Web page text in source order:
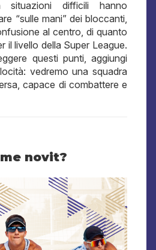
difficili hanno
“sulle mani” dei bloccanti,
al centro, di quanto
il livello della Super League.
questi punti, aggiungi
vedremo una squadra
capace di combattere e
novit?